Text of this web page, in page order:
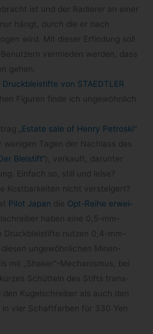
ist und der Radie­rer an einer
hängt, durch die er nach
wird. Mit die­ser Erfin­dung soll
ver­mie­den wer­den, dass
gehen.
von STAEDTLER
Figu­ren finde ich unge­wöhn­lich
„Estate sale of Henry Petro­ski“
weni­gen Tagen der Nach­lass des
Blei­stift“), ver­kauft, dar­un­ter
Ein­fach so, still und leise?
Kost­bar­kei­ten nicht versteigert?
Pilot Japan die Opt-​Reihe erwei­
haben eine 0,5-mm-
Druck­blei­stifte nut­zen 0,4-mm-
unge­wöhn­li­chen Minen­
mit „Shaker“-Mechanismus, bei
Schüt­teln des Stifts trans­
Kugel­schrei­ber als auch den
vier Schaft­far­ben für 330 Yen